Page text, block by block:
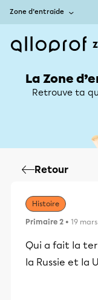
Zone d’entraide
La Zone
Retrouve ta
Retour
Histoire
Primaire 2 • 19
Qui a fait la
la Russie et la